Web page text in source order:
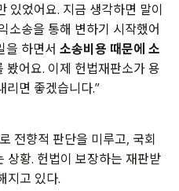
있었어요. 지금 생각하면 말이
소송을 통해 변하기 시작했어
을 하면서 소송비용 때문에 소
봤어요. 이제 헌법재판소가 용
리면 좋겠습니다.”
전향적 판단을 미루고, 국회
상황. 헌법이 보장하는 재판받
지고 있다.